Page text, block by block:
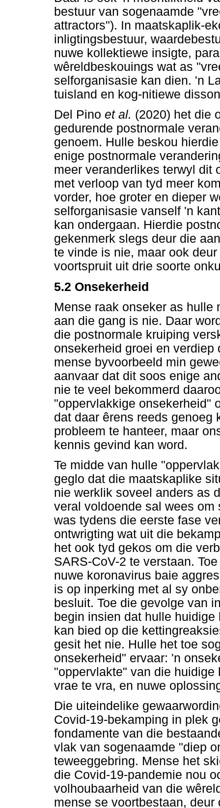
bestuur van sogenaamde
attractors"). In maatskaplik-
inligtingsbestuur,
nuwe kollektiewe insigte,
wêreldbeskouings wat as
selforganisasie kan dien. 'n
tuisland en kog-nitiewe
Del Pino et al. (2020) het die
gedurende postnormale
genoem. Hulle beskou
enige postnormale
meer veranderlikes terwyl dit
met verloop van tyd meer
vorder, hoe groter en dieper
selforganisasie vanself 'n
kan ondergaan. Hierdie
gekenmerk slegs deur die
te vinde is nie, maar ook
voortspruit uit drie soorte
5.2 Onsekerheid
Mense raak onseker as hulle
aan die gang is nie. Daar
die postnormale kruiping
onsekerheid groei en
mense byvoorbeeld min
aanvaar dat dit soos enige
nie te veel bekommerd
"oppervlakkige onsekerheid"
dat daar êrens reeds genoeg
probleem te hanteer, maar
kennis gevind kan word.
Te midde van hulle
geglo dat die maatskaplike
nie werklik soveel anders as
veral voldoende sal wees
was tydens die eerste fase
ontwrigting wat uit die
het ook tyd gekos om die
SARS-CoV-2 te verstaan.
nuwe koronavirus baie
is op inperking met al sy
besluit. Toe die gevolge van
begin insien dat hulle
kan bied op die
gesit het nie. Hulle het toe
onsekerheid" ervaar: 'n
"oppervlakte" van die
vrae te vra, en nuwe
Die uiteindelike
Covid-19-bekamping in plek
fondamente van die
vlak van sogenaamde "diep
teweeggebring. Mense het
die Covid-19-pandemie nou
volhoubaarheid van die
mense se voortbestaan,